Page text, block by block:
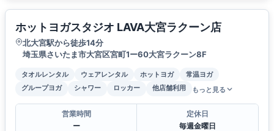
ホットヨガスタジオ LAVA大宮ラクーン店
北大宮駅から徒歩14分
埼玉県さいたま市大宮区宮町1ー60大宮ラクーン8F
タオルレンタル ウェアレンタル ホットヨガ
常温ヨガ
グループヨガ
シャワー ロッカー 他店舗利用 もっと見る
営業時間
ー
定休日
毎週金曜日